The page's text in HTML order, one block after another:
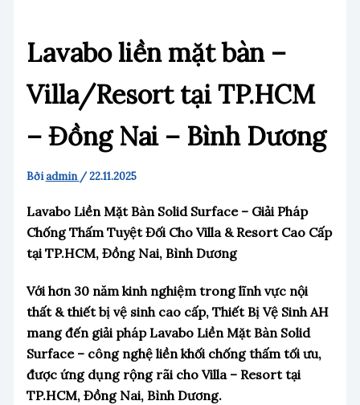
Lavabo liền mặt bàn –
Villa/Resort tại TP.HCM
– Đồng Nai – Bình Dương
Bởiadmin /22.11.2025
Lavabo Liền Mặt Bàn Solid Surface – Giải Pháp
Chống Thấm Tuyệt Đối Cho Villa & Resort Cao Cấp
tại TP.HCM, Đồng Nai, Bình Dương
Với hơn 30 năm kinh nghiệm trong lĩnh vực nội
thất & thiết bị vệ sinh cao cấp, Thiết Bị Vệ Sinh AH
mang đến giải pháp Lavabo Liền Mặt Bàn Solid
Surface – công nghệ liền khối chống thấm tối ưu,
được ứng dụng rộng rãi cho Villa – Resort tại
TP.HCM, Đồng Nai, Bình Dương.